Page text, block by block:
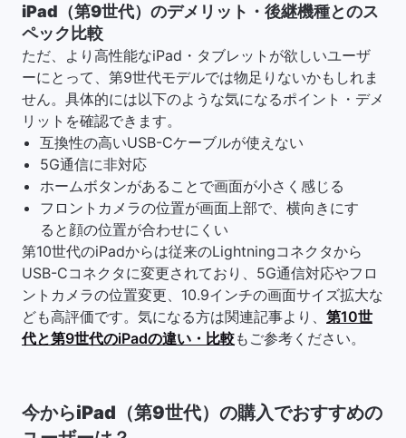
iPad（第9世代）のデメリット・後継機種とのス
ペック比較
ただ、より高性能なiPad・タブレットが欲しいユーザ
ーにとって、第9世代モデルでは物足りないかもしれま
せん。具体的には以下のような気になるポイント・デメ
リットを確認できます。
互換性の高いUSB-Cケーブルが使えない
5G通信に非対応
ホームボタンがあることで画面が小さく感じる
フロントカメラの位置が画面上部で、横向きにす
ると顔の位置が合わせにくい
第10世代のiPadからは従来のLightningコネクタから
USB-Cコネクタに変更されており、5G通信対応やフロ
ントカメラの位置変更、10.9インチの画面サイズ拡大な
ども高評価です。気になる方は関連記事より、 第10世
代と第9世代のiPadの違い・比較もご参考ください。
今からiPad（第9世代）の購入でおすすめの